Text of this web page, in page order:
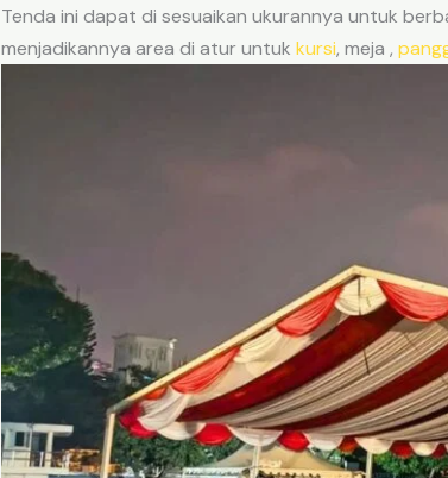
Tenda ini dapat di sesuaikan ukurannya untuk
menjadikannya area di atur untuk kursi, meja ,